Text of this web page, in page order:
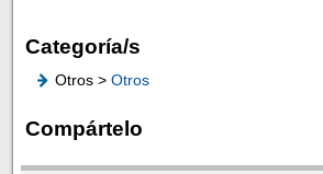
Categoría/s
Otros > Otros
Compártelo